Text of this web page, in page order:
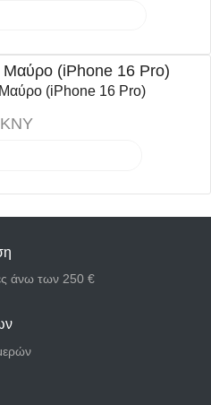
(iPhone 16 Pro)
άνω των 250 €